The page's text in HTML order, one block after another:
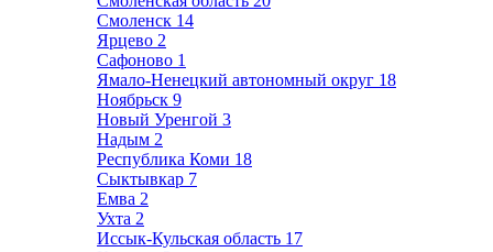
Смоленск 14
Ярцево 2
Сафоново 1
Ямало-Ненецкий автономный округ 18
Ноябрьск 9
Новый Уренгой 3
Надым 2
Республика Коми 18
Сыктывкар 7
Емва 2
Ухта 2
Иссык-Кульская область 17